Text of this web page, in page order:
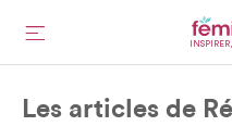
Les articles de